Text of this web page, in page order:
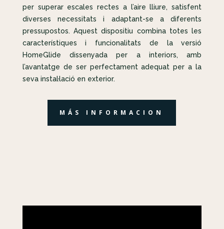
per superar escales rectes a l’aire lliure, satisfent
diverses necessitats i adaptant-se a diferents
pressupostos. Aquest dispositiu combina totes les
característiques i funcionalitats de la versió
HomeGlide dissenyada per a interiors, amb
l’avantatge de ser perfectament adequat per a la
seva instal·lació en exterior.
MÁS INFORMACION